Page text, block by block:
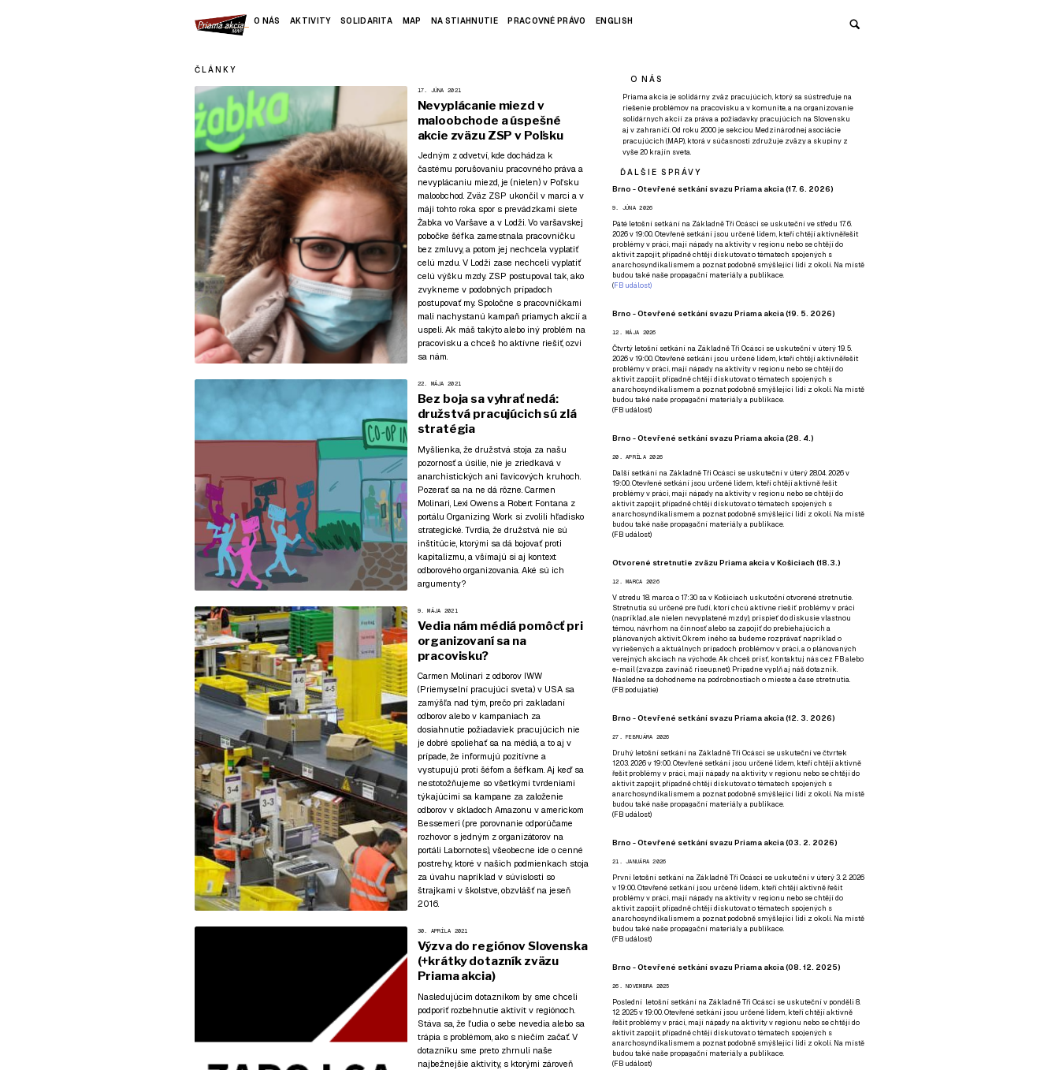
O NÁS AKTIVITY SOLIDARITA MAP NA STIAHNUTIE PRACOVNÉ PRÁVO ENGLISH
ČLÁNKY
17. JÚNA 2021
Nevyplácanie miezd v
maloobchode a úspešné
akcie zväzu ZSP v Poľsku
Jedným z odvetví, kde dochádza k
častému porušovaniu pracovného práva a
nevyplácaniu miezd, je (nielen) v Poľsku
maloobchod. Zväz ZSP ukončil v marci a v
máji tohto roka spor s prevádzkami siete
Żabka vo Varšave a v Lodži. Vo varšavskej
pobočke šéfka zamestnala pracovníčku
bez zmluvy, a potom jej nechcela vyplatiť
celú mzdu. V Lodži zase nechceli vyplatiť
celú výšku mzdy. ZSP postupoval tak, ako
zvykneme v podobných prípadoch
postupovať my. Spoločne s pracovníčkami
mali nachystanú kampaň priamych akcií a
uspeli. Ak máš takýto alebo iný problém na
pracovisku a chceš ho aktívne riešiť, ozvi
sa nám.
22. MÁJA 2021
Bez boja sa vyhrať nedá:
družstvá pracujúcich sú zlá
stratégia
Myšlienka, že družstvá stoja za našu
pozornosť a úsilie, nie je zriedkavá v
anarchistických ani ľavicových kruhoch.
Pozerať sa na ne dá rôzne. Carmen
Molinari, Lexi Owens a Robert Fontana z
portálu Organizing Work si zvolili hľadisko
strategické. Tvrdia, že družstvá nie sú
inštitúcie, ktorými sa dá bojovať proti
kapitalizmu, a všímajú si aj kontext
odborového organizovania. Aké sú ich
argumenty?
9. MÁJA 2021
Vedia nám médiá pomôcť pri
organizovaní sa na
pracovisku?
Carmen Molinari z odborov IWW
(Priemyselní pracujúci sveta) v USA sa
zamýšľa nad tým, prečo pri zakladaní
odborov alebo v kampaniach za
dosiahnutie požiadaviek pracujúcich nie
je dobré spoliehať sa na médiá, a to aj v
prípade, že informujú pozitívne a
vystupujú proti šéfom a šéfkam. Aj keď sa
nestotožňujeme so všetkými tvrdeniami
týkajúcimi sa kampane za založenie
odborov v skladoch Amazonu v americkom
Bessemeri (pre porovnanie odporúčame
rozhovor s jedným z organizátorov na
portáli Labornotes), všeobecne ide o cenné
postrehy, ktoré v našich podmienkach stoja
za úvahu napríklad v súvislosti so
štrajkami v školstve, obzvlášť na jeseň
2016.
30. APRÍLA 2021
Výzva do regiónov Slovenska
(+krátky dotazník zväzu
Priama akcia)
Nasledujúcim dotazníkom by sme chceli
podporiť rozbehnutie aktivít v regiónoch.
Stáva sa, že ľudia o sebe nevedia alebo sa
trápia s problémom, ako s niečím začať. V
dotazníku sme preto zhrnuli naše
najbežnejšie aktivity, s ktorými zároveň
O NÁS
Priama akcia je solidárny zväz pracujúcich, ktorý sa sústreďuje na
riešenie problémov na pracovisku a v komunite, a na organizovanie
solidárnych akcií za práva a požiadavky pracujúcich na Slovensku
aj v zahraničí. Od roku 2000 je sekciou Medzinárodnej asociácie
pracujúcich (MAP), ktorá v súčasnosti združuje zväzy a skupiny z
vyše 20 krajín sveta.
ĎALŠIE SPRÁVY
Brno - Otevřené setkání svazu Priama akcia (17. 6. 2026)
9. JÚNA 2026
Páté letošní setkání na Základně Tři Ocásci se uskuteční ve středu 17. 6.
2026 v 19:00. Otevřené setkání jsou určené lidem, kteří chtějí aktivněřešit
problémy v práci, mají nápady na aktivity v regionu nebo se chtějí do
aktivit zapojit, případně chtějí diskutovat o tématech spojených s
anarchosyndikalismem a poznat podobně smýšlející lidi z okolí. Na místě
budou také naše propagační materiály a publikace.
(FB událost)
Brno - Otevřené setkání svazu Priama akcia (19. 5. 2026)
12. MÁJA 2026
Čtvrtý letošní setkání na Základně Tři Ocásci se uskuteční v úterý 19. 5.
2026 v 19:00. Otevřené setkání jsou určené lidem, kteří chtějí aktivněřešit
problémy v práci, mají nápady na aktivity v regionu nebo se chtějí do
aktivit zapojit, případně chtějí diskutovat o tématech spojených s
anarchosyndikalismem a poznat podobně smýšlející lidi z okolí. Na místě
budou také naše propagační materiály a publikace.
(FB událost)
Brno - Otevřené setkání svazu Priama akcia (28. 4.)
20. APRÍLA 2026
Další setkání na Základně Tři Ocásci se uskuteční v úterý 28.04. 2026 v
19:00. Otevřené setkání jsou určené lidem, kteří chtějí aktivně řešit
problémy v práci, mají nápady na aktivity v regionu nebo se chtějí do
aktivit zapojit, případně chtějí diskutovat o tématech spojených s
anarchosyndikalismem a poznat podobně smýšlející lidi z okolí. Na místě
budou také naše propagační materiály a publikace.
(FB událost)
Otvorené stretnutie zväzu Priama akcia v Košiciach (18.3.)
12. MARCA 2026
V stredu 18. marca o 17:30 sa v Košiciach uskutoční otvorené stretnutie.
Stretnutia sú určené pre ľudí, ktorí chcú aktívne riešiť problémy v práci
(napríklad, ale nielen nevyplatené mzdy), prispieť do diskusie vlastnou
témou, návrhom na činnosť alebo sa zapojiť do prebiehajúcich a
plánovaných aktivít. Okrem iného sa budeme rozprávať napríklad o
vyriešených a aktuálnych prípadoch problémov v práci, a o plánovaných
verejných akciach na východe. Ak chceš prísť, kontaktuj nás cez FBalebo
e-mail (zvazpa zavináč riseup.net). Prípadnevyplň aj náš dotazník.
Následne sa dohodneme na podrobnostiach o mieste a čase stretnutia.
(FB podujatie)
Brno - Otevřené setkání svazu Priama akcia (12. 3. 2026)
27. FEBRUÁRA 2026
Druhý letošní setkání na Základně Tři Ocásci se uskuteční ve čtvrtek
12.03. 2026 v 19:00. Otevřené setkání jsou určené lidem, kteří chtějí aktivně
řešit problémy v práci, mají nápady na aktivity v regionu nebo se chtějí do
aktivit zapojit, případně chtějí diskutovat o tématech spojených s
anarchosyndikalismem a poznat podobně smýšlející lidi z okolí. Na místě
budou také naše propagační materiály a publikace.
(FB událost)
Brno - Otevřené setkání svazu Priama akcia (03. 2. 2026)
21. JANUÁRA 2026
První letošní setkání na Základně Tři Ocásci se uskuteční v úterý 3. 2. 2026
v 19:00. Otevřené setkání jsou určené lidem, kteří chtějí aktivně řešit
problémy v práci, mají nápady na aktivity v regionu nebo se chtějí do
aktivit zapojit, případně chtějí diskutovat o tématech spojených s
anarchosyndikalismem a poznat podobně smýšlející lidi z okolí. Na místě
budou také naše propagační materiály a publikace.
(FB událost)
Brno - Otevřené setkání svazu Priama akcia (08. 12. 2025)
26. NOVEMBRA 2025
Poslední letošní setkání na Základně Tři Ocásci se uskuteční v ponděli 8.
12. 2025 v 19:00. Otevřené setkání jsou určené lidem, kteří chtějí aktivně
řešit problémy v práci, mají nápady na aktivity v regionu nebo se chtějí do
aktivit zapojit, případně chtějí diskutovat o tématech spojených s
anarchosyndikalismem a poznat podobně smýšlející lidi z okolí. Na místě
budou také naše propagační materiály a publikace.
(FB událost)